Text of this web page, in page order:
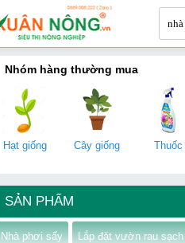
Nhóm hàng thường mua
Hạt giống Cây giống Thuốc
SẢN PHẨM
Nhà phơi sấy Lắp đặt vườn rau sạch